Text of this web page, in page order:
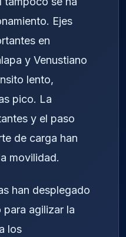
Ejes
en
y Venustiano
lento,
pico. La
y el paso
de carga han
movilidad.
han desplegado
agilizar la
los